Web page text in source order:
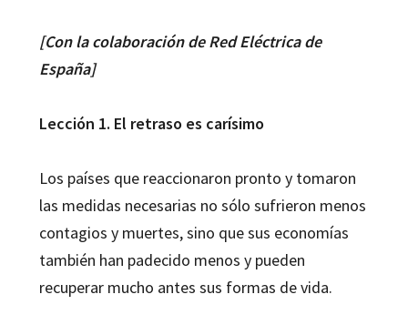
[Con la colaboración de Red Eléctrica de
España]
Lección 1. El retraso es carísimo
Los países que reaccionaron pronto y tomaron
las medidas necesarias no sólo sufrieron menos
contagios y muertes, sino que sus economías
también han padecido menos y pueden
recuperar mucho antes sus formas de vida.